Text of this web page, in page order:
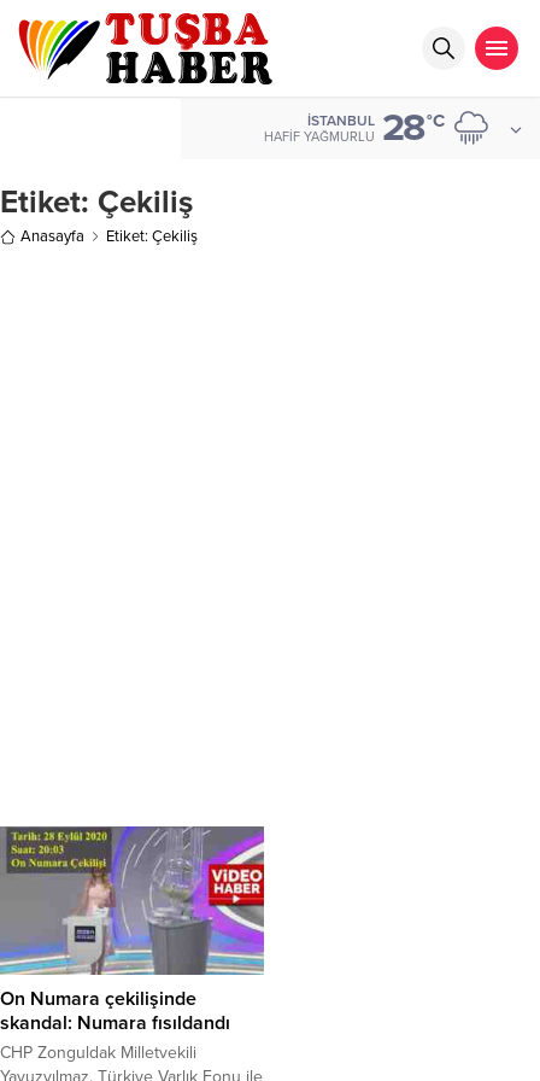
İSTANBUL
HAFIF YAĞMURLU 28°C
Etiket: Çekiliş
Anasayfa Etiket: Çekiliş
On Numara çekilişinde
skandal: Numara fısıldandı
CHP Zonguldak Milletvekili